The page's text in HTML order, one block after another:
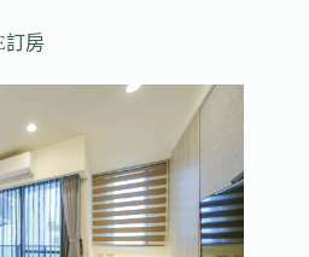
訂房